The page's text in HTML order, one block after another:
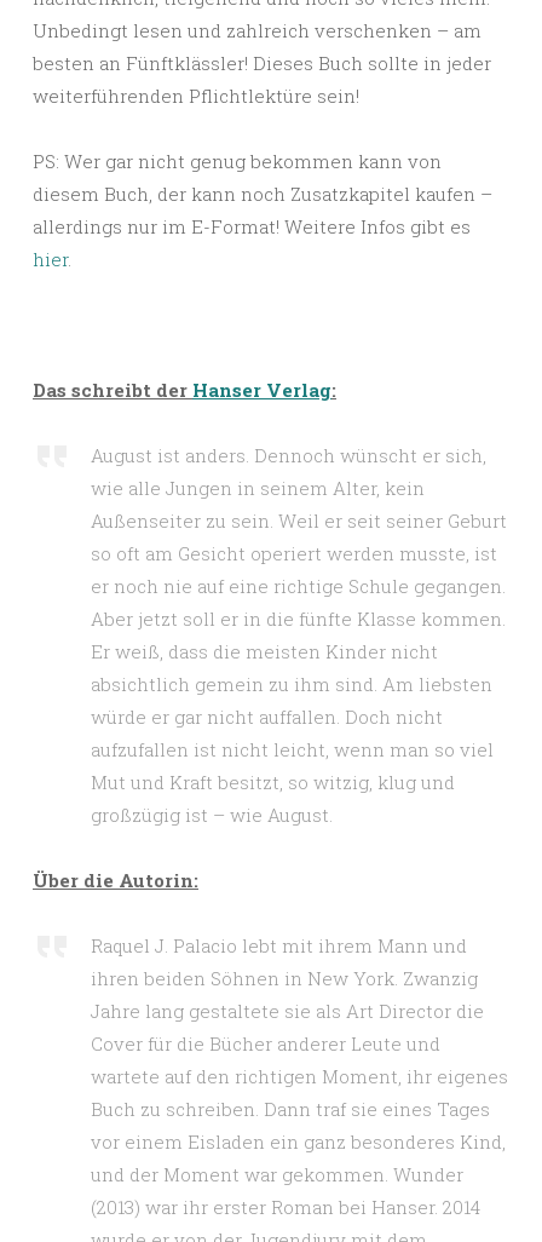
Unbedingt lesen und zahlreich verschenken – am
besten an Fünftklässler! Dieses Buch sollte in jeder
weiterführenden Pflichtlektüre sein!
PS: Wer gar nicht genug bekommen kann von
diesem Buch, der kann noch Zusatzkapitel kaufen –
allerdings nur im E-Format! Weitere Infos gibt es
hier.
Das schreibt der Hanser Verlag:
August ist anders. Dennoch wünscht er sich,
wie alle Jungen in seinem Alter, kein
Außenseiter zu sein. Weil er seit seiner Geburt
so oft am Gesicht operiert werden musste, ist
er noch nie auf eine richtige Schule gegangen.
Aber jetzt soll er in die fünfte Klasse kommen.
Er weiß, dass die meisten Kinder nicht
absichtlich gemein zu ihm sind. Am liebsten
würde er gar nicht auffallen. Doch nicht
aufzufallen ist nicht leicht, wenn man so viel
Mut und Kraft besitzt, so witzig, klug und
großzügig ist – wie August.
Über die Autorin:
Raquel J. Palacio lebt mit ihrem Mann und
ihren beiden Söhnen in New York. Zwanzig
Jahre lang gestaltete sie als Art Director die
Cover für die Bücher anderer Leute und
wartete auf den richtigen Moment, ihr eigenes
Buch zu schreiben. Dann traf sie eines Tages
vor einem Eisladen ein ganz besonderes Kind,
und der Moment war gekommen. Wunder
(2013) war ihr erster Roman bei Hanser. 2014